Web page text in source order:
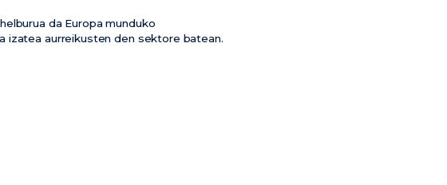
da Europa munduko
izatea aurreikusten den sektore batean.